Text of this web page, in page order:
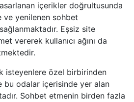
içerikler doğrultusunda
yenilenen sohbet
Eşsiz site
vererek kullanıcı ağını da
isteyenlere özel birbirinden
bu odalar içerisinde yer alan
Sohbet etmenin birden fazla